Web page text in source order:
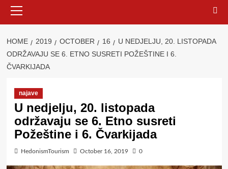
Menu
HOME 2019 OCTOBER 16
U NEDJELJU, 20. LISTOPADA
ODRŽAVAJU SE 6. ETNO SUSRETI POŽEŠTINE I 6.
ČVARKIJADA
najave
U nedjelju, 20. listopada
održavaju se 6. Etno susreti
Požeštine i 6. Čvarkijada
HedonismTourism October 16, 2019 0